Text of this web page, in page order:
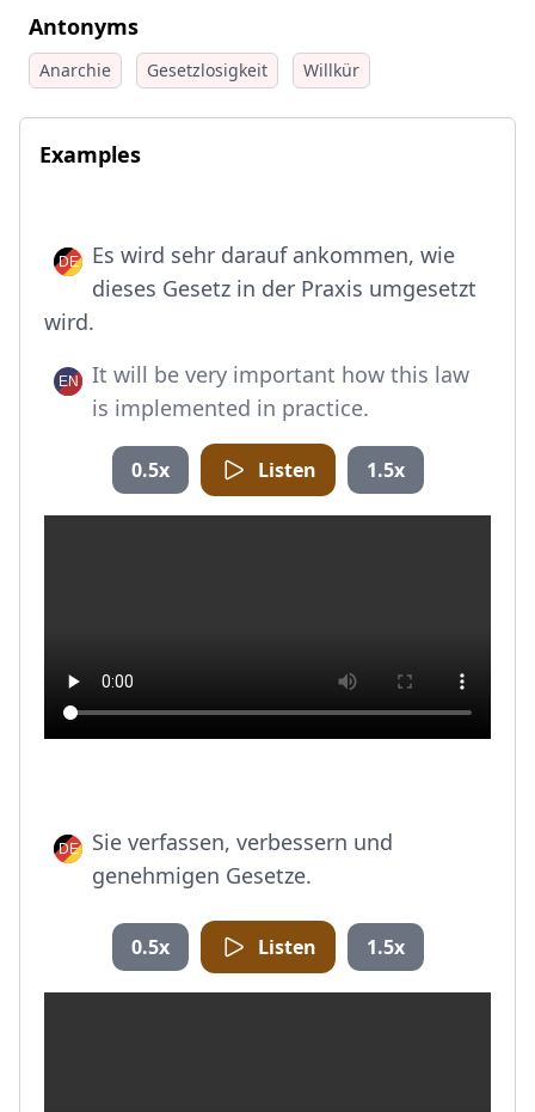
Antonyms
Anarchie Gesetzlosigkeit Willkür
Examples
Es wird sehr darauf ankommen, wie
dieses Gesetz in der Praxis umgesetzt
wird.
It will be very important how this law
is implemented in practice.
0.5x Listen 1.5x
Sie verfassen, verbessern und
genehmigen Gesetze.
0.5x Listen 1.5x